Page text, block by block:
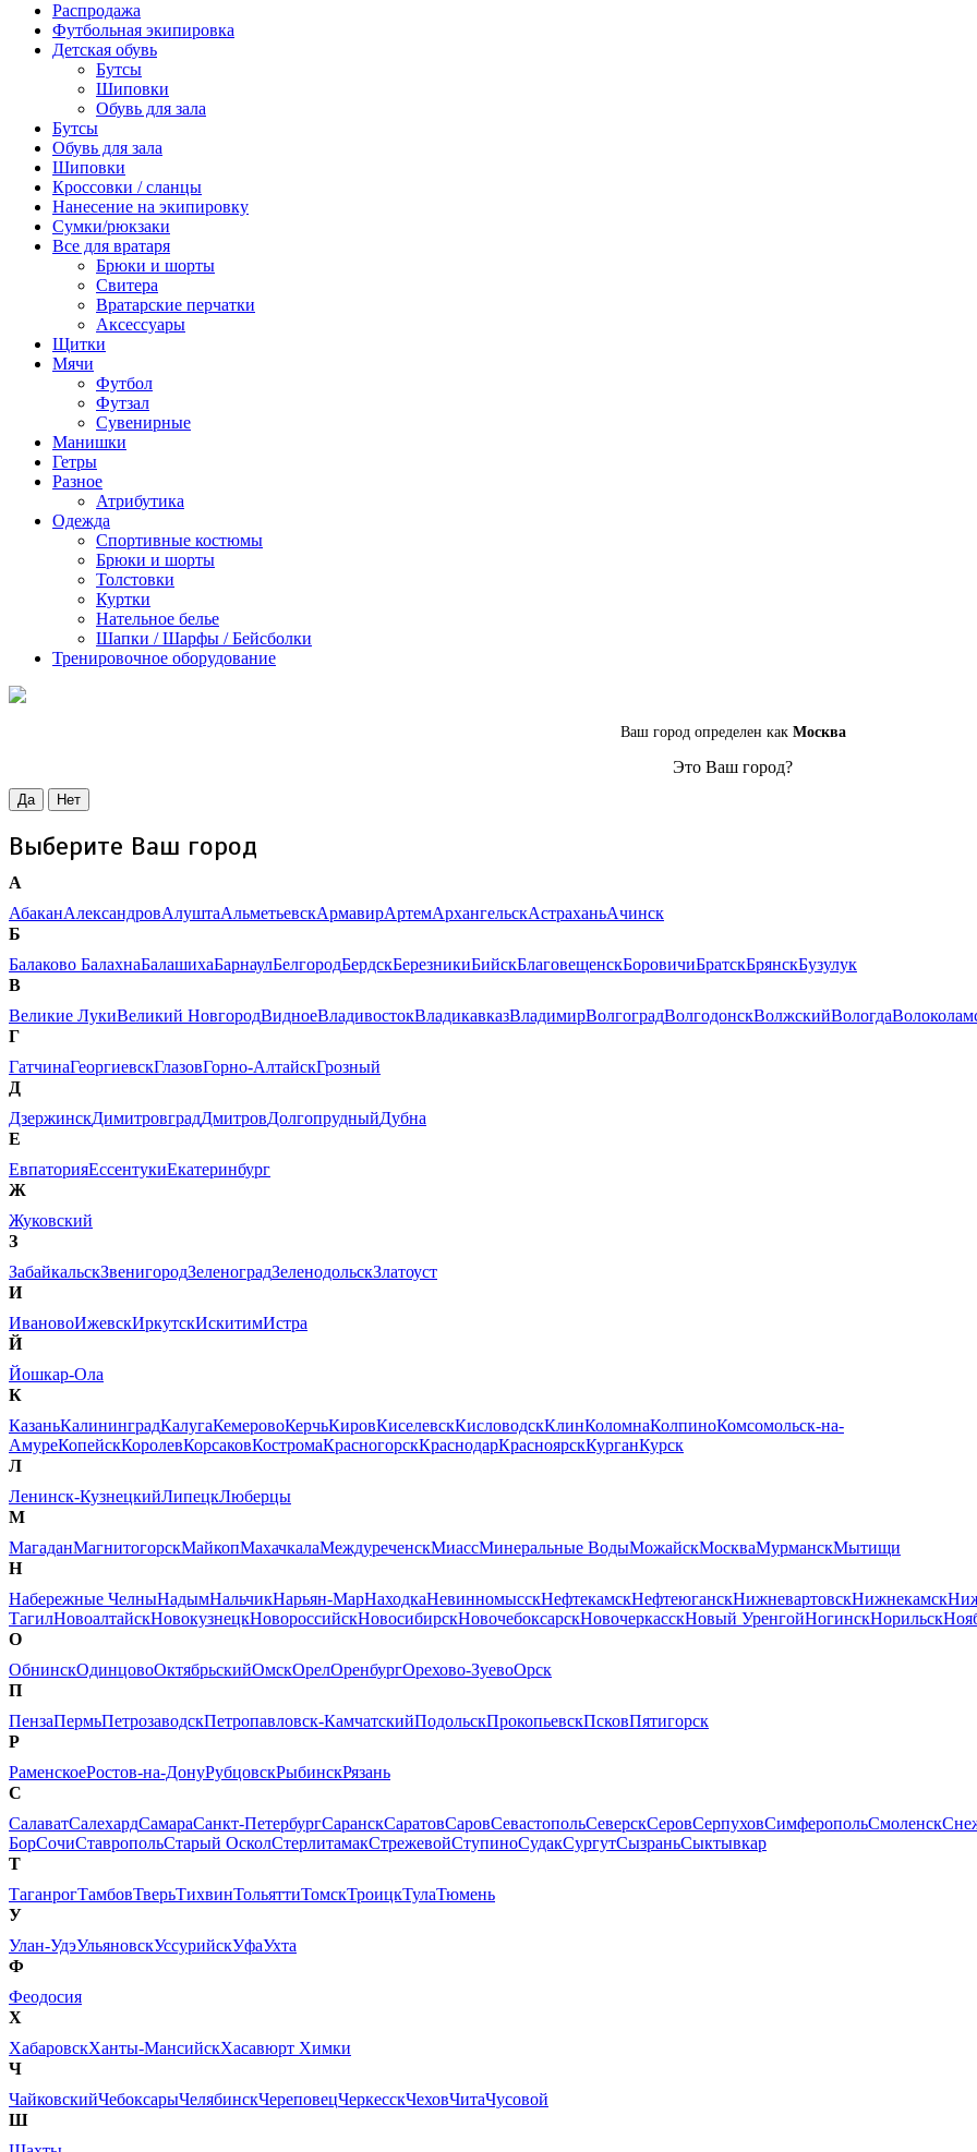
Распродажа
Футбольная экипировка
Детская обувь
Бутсы
Шиповки
Обувь для зала
Бутсы
Обувь для зала
Шиповки
Кроссовки / сланцы
Нанесение на экипировку
Сумки/рюкзаки
Все для вратаря
Брюки и шорты
Cвитера
Вратарские перчатки
Аксессуары
Щитки
Мячи
Футбол
Футзал
Сувенирные
Манишки
Гетры
Разное
Атрибутика
Одежда
Спортивные костюмы
Брюки и шорты
Толстовки
Куртки
Нательное белье
Шапки / Шарфы / Бейсболки
Тренировочное оборудование
Ваш город определен как Москва
Это Ваш город?
Да Нет
Выберите Ваш город
А
АбаканАлександровАлуштаАльметьевскАрмавирАртемАрхангельскАстраханьАчинск
Б
Балаково БалахнаБалашихаБарнаулБелгородБердскБерезникиБийскБлаговещенскБоровичиБратскБрянскБузулук
В
Великие ЛукиВеликий НовгородВидноеВладивостокВладикавказВладимирВолгоградВолгодонскВолжскийВологда
Г
ГатчинаГеоргиевскГлазовГорно-АлтайскГрозный
Д
ДзержинскДимитровградДмитровДолгопрудныйДубна
Е
ЕвпаторияЕссентукиЕкатеринбург
Ж
Жуковский
З
ЗабайкальскЗвенигородЗеленоградЗеленодольскЗлатоуст
И
ИвановоИжевскИркутскИскитимИстра
Й
Йошкар-Ола
К
КазаньКалининградКалугаКемеровоКерчьКировКиселевскКисловодскКлинКоломнаКолпиноКомсомольск-на-
АмуреКопейскКоролевКорсаковКостромаКрасногорскКраснодарКрасноярскКурганКурск
Л
Ленинск-КузнецкийЛипецкЛюберцы
М
МагаданМагнитогорскМайкопМахачкалаМеждуреченскМиассМинеральные ВодыМожайскМоскваМурманскМытищи
Н
Набережные ЧелныНадымНальчикНарьян-МарНаходкаНевинномысскНефтекамскНефтеюганскНижневартовскНижнекамск
ТагилНовоалтайскНовокузнецкНовороссийскНовосибирскНовочебоксарскНовочеркасскНовый УренгойНогинскНорильск
О
ОбнинскОдинцовоОктябрьскийОмскОрелОренбургОрехово-ЗуевоОрск
П
ПензаПермьПетрозаводскПетропавловск-КамчатскийПодольскПрокопьевскПсковПятигорск
Р
РаменскоеРостов-на-ДонуРубцовскРыбинскРязань
С
СалаватСалехардСамараСанкт-ПетербургСаранскСаратовСаровСевастопольСеверскСеровСерпуховСимферопольСмоленск
БорСочиСтавропольСтарый ОсколСтерлитамакСтрежевойСтупиноСудакСургутСызраньСыктывкар
Т
ТаганрогТамбовТверьТихвинТольяттиТомскТроицкТулаТюмень
У
Улан-УдэУльяновскУссурийскУфаУхта
Ф
Феодосия
Х
ХабаровскХанты-МансийскХасавюрт Химки
Ч
ЧайковскийЧебоксарыЧелябинскЧереповецЧеркесскЧеховЧитаЧусовой
Ш